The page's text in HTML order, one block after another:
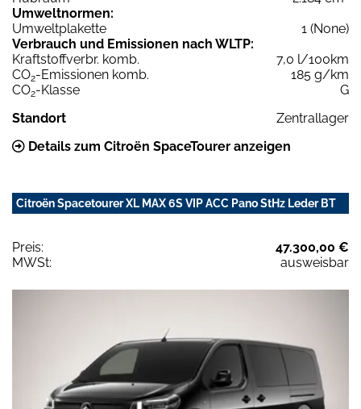
Umweltnormen:
Umweltplakette
1 (None)
Verbrauch und Emissionen nach WLTP:
Kraftstoffverbr. komb.
7,0 l/100km
CO2-Emissionen komb.
185 g/km
CO2-Klasse
G
Standort
Zentrallager
Details zum Citroën SpaceTourer anzeigen
Citroën Spacetourer XL MAX 6S VIP ACC Pano StHz Leder BT
Preis:
47.300,00 €
MWSt:
ausweisbar